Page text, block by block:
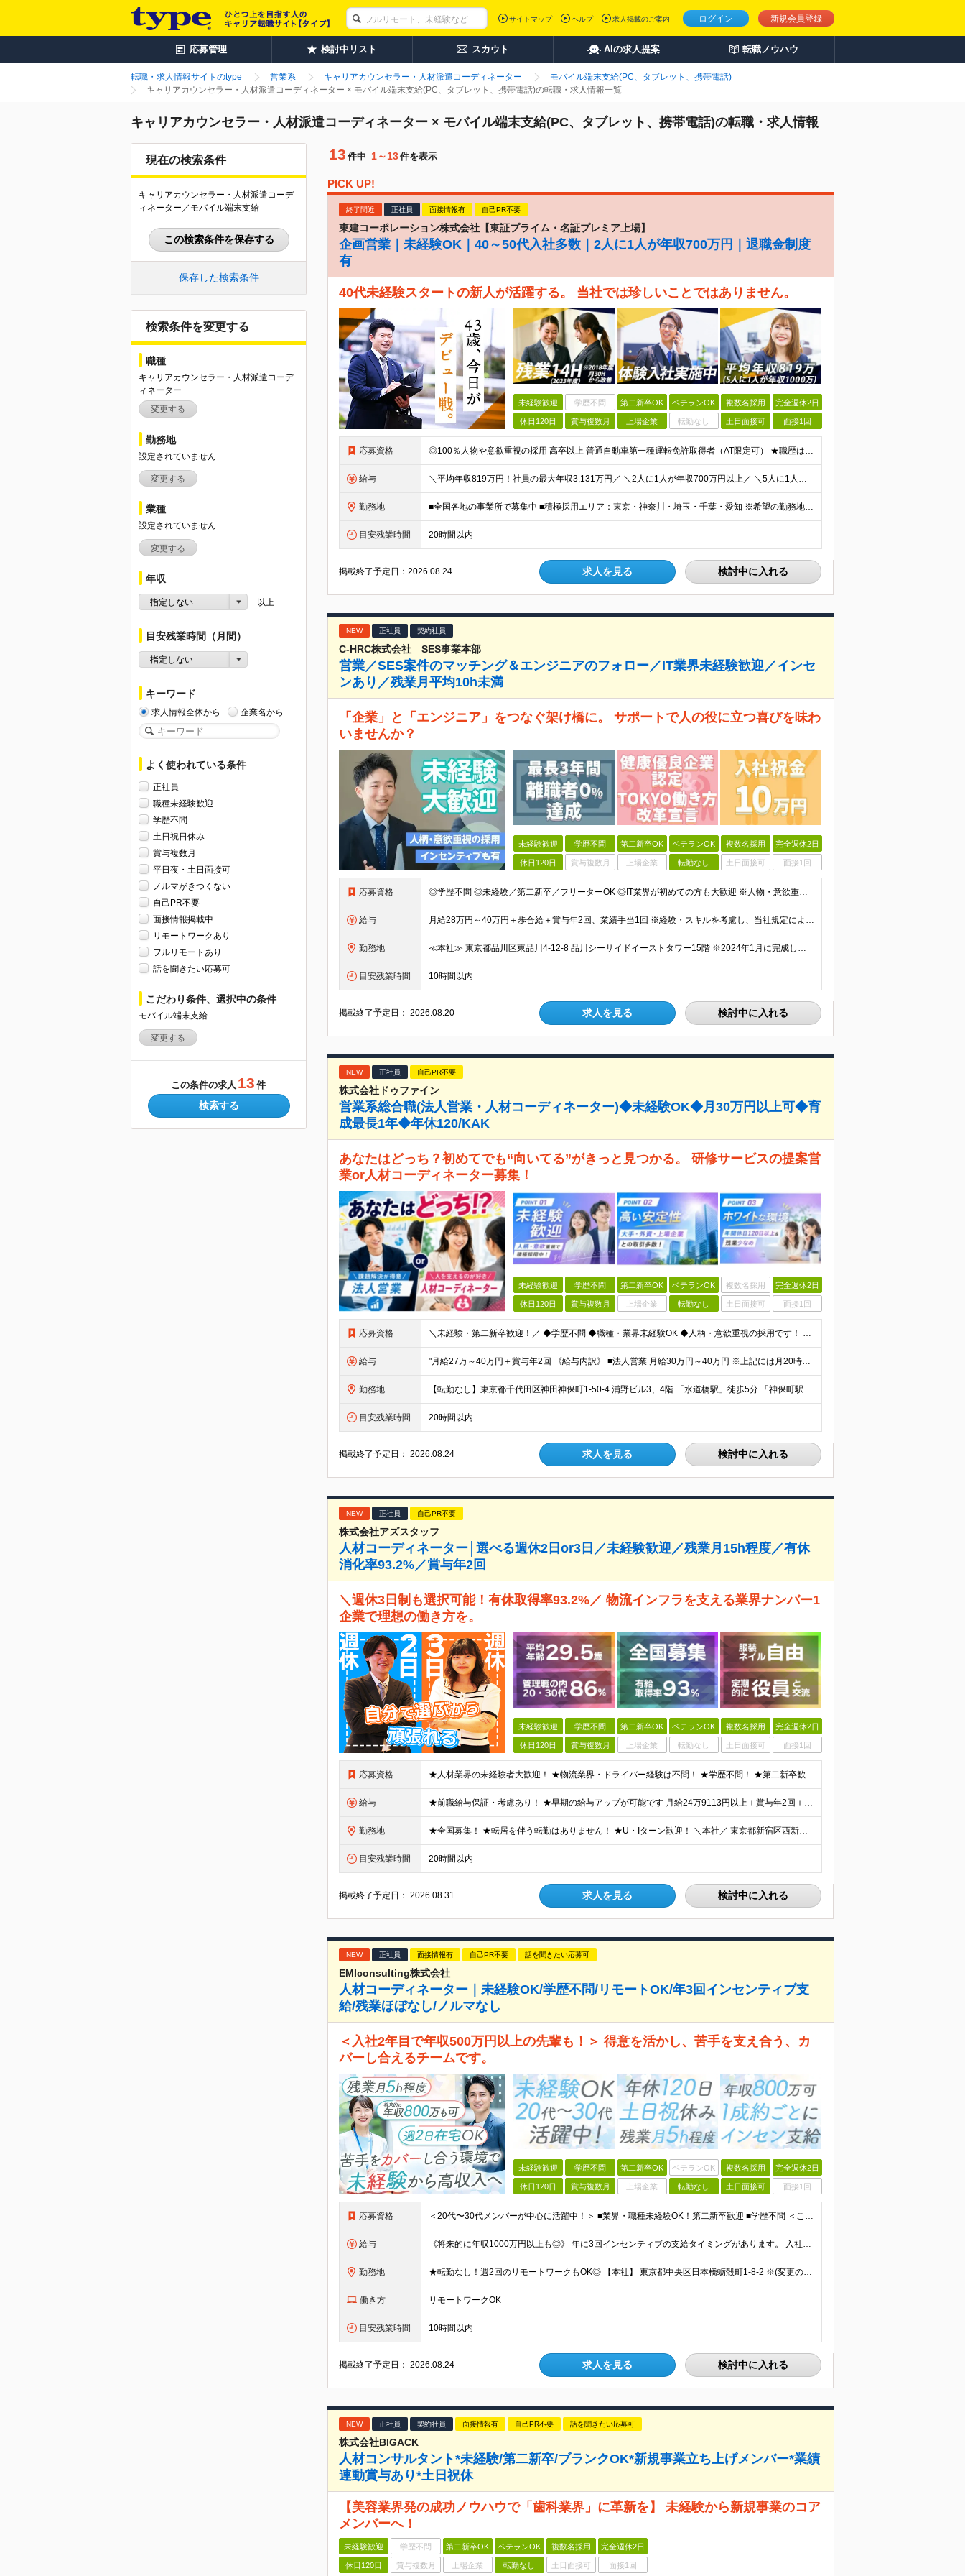
ログイン 新規会員登録
サイトマップ ヘルプ 求人掲載のご案内
応募管理 検討中リスト スカウト AIの求人提案 転職ノウハウ
転職・求人情報サイトのtype 営業系 キャリアカウンセラー・人材派遣コーディネーター
モバイル端末支給(PC、タブレット、携帯電話)
キャリアカウンセラー・人材派遣コーディネーター × モバイル端末支給(PC、タブレット、携帯電話)の転職・求人情報一覧
キャリアカウンセラー・人材派遣コーディネーター × モバイル端末支給(PC、タブレット、携帯電話)の転職・求人情報
現在の検索条件
キャリアカウンセラー・人材派遣コーデ
ィネーター／モバイル端末支給
この検索条件を保存する
保存した検索条件
検索条件を変更する
職種
キャリアカウンセラー・人材派遣コーデ
ィネーター
変更する
勤務地
設定されていません
変更する
業種
設定されていません
変更する
年収
指定しない 以上
目安残業時間（月間）
指定しない
キーワード
求人情報全体から 企業名から
よく使われている条件
正社員
職種未経験歓迎
学歴不問
土日祝日休み
賞与複数月
平日夜・土日面接可
ノルマがきつくない
自己PR不要
面接情報掲載中
リモートワークあり
フルリモートあり
話を聞きたい応募可
こだわり条件、選択中の条件
モバイル端末支給
変更する
この条件の求人 13 件
検索する
13 件中 1～13件を表示
PICK UP!
終了間近 正社員 面接情報有 自己PR不要
東建コーポレーション株式会社【東証プライム・名証プレミア上場】
企画営業｜未経験OK｜40～50代入社多数｜2人に1人が年収700万円｜退職金制度
有
40代未経験スタートの新人が活躍する。 当社では珍しいことではありません。
未経験歓迎 学歴不問 第二新卒OK ベテランOK 複数名採用 完全週休2日
休日120日 賞与複数月 上場企業 転勤なし 土日面接可 面接1回
応募資格 ◎100％人物や意欲重視の採用 高卒以上 普通自動車第一種運転免許取得者（AT限定可） ★職歴は全く問いません！ 前向きにコツコツと向き合える方であれば結果がついてくるお仕事です。 現職・無職、正社
給与 ＼平均年収819万円！社員の最大年収3,131万円／ ＼2人に1人が年収700万円以上／ ＼5人に1人が年収1,000万円以上！／ 固定給だけで、年収524万円も可能！ インセンティブだけでなく固定給
勤務地 ■全国各地の事業所で募集中 ■積極採用エリア：東京・神奈川・埼玉・千葉・愛知 ※希望の勤務地で働ける！通勤可能な事業所を選定していきます ※地元に戻って働きたいUターン希望者も歓迎します！ ※社用車を
目安残業時間 20時間以内
掲載終了予定日：2026.08.24 求人を見る 検討中に入れる
NEW 正社員 契約社員
C-HRC株式会社 SES事業本部
営業／SES案件のマッチング＆エンジニアのフォロー／IT業界未経験歓迎／インセ
ンあり／残業月平均10h未満
「企業」と「エンジニア」をつなぐ架け橋に。 サポートで人の役に立つ喜びを味わ
いませんか？
未経験歓迎 学歴不問 第二新卒OK ベテランOK 複数名採用 完全週休2日
休日120日 賞与複数月 上場企業 転勤なし 土日面接可 面接1回
応募資格 ◎学歴不問 ◎未経験／第二新卒／フリーターOK ◎IT業界が初めての方も大歓迎 ※人物・意欲重視の採用です！ ★医療業界、アパレル、飲食の接客、プロボクサーなど、さまざまな前職の先輩が未経験から営業
給与 月給28万円～40万円＋歩合給＋賞与年2回、業績手当1回 ※経験・スキルを考慮し、当社規定により優遇します。 ※上記月給額には、一律支給の調整手当（1万円）、固定残業代（12時間分・2万2000円～
勤務地 ≪本社≫ 東京都品川区東品川4-12-8 品川シーサイドイーストタワー15階 ※2024年1月に完成したばかりのきれいなオフィスです！ ※転居を伴う転勤はなし
目安残業時間 10時間以内
掲載終了予定日：2026.08.20 求人を見る 検討中に入れる
NEW 正社員 自己PR不要
株式会社ドゥファイン
営業系総合職(法人営業・人材コーディネーター)◆未経験OK◆月30万円以上可◆育
成最長1年◆年休120/KAK
あなたはどっち？初めてでも“向いてる”がきっと見つかる。 研修サービスの提案営
業or人材コーディネーター募集！
未経験歓迎 学歴不問 第二新卒OK ベテランOK 複数名採用 完全週休2日
休日120日 賞与複数月 上場企業 転勤なし 土日面接可 面接1回
応募資格 ＼未経験・第二新卒歓迎！／ ◆学歴不問 ◆職種・業界未経験OK ◆人柄・意欲重視の採用です！ 今回の採用で大切にしているのは、経験やスキル以上に"人と向き合う姿勢"！ たとえば… ◎人の相談に乗
給与 "月給27万～40万円＋賞与年2回 《給与内訳》 ■法人営業 月給30万円～40万円 ※上記には月20時間分の固定残業代（3万9,823円～5万3,097円）を含み、超過分は別途支給いたします。
勤務地 【転勤なし】東京都千代田区神田神保町1-50-4 浦野ビル3、4階 「水道橋駅」徒歩5分 「神保町駅」徒歩9分 「春日駅」徒歩12分 「後楽園駅」徒歩18分 (変更の範囲)上記を除く当社関連勤務地
目安残業時間 20時間以内
掲載終了予定日：2026.08.24 求人を見る 検討中に入れる
NEW 正社員 自己PR不要
株式会社アズスタッフ
人材コーディネーター│選べる週休2日or3日／未経験歓迎／残業月15h程度／有休
消化率93.2%／賞与年2回
＼週休3日制も選択可能！有休取得率93.2%／ 物流インフラを支える業界ナンバー1
企業で理想の働き方を。
未経験歓迎 学歴不問 第二新卒OK ベテランOK 複数名採用 完全週休2日
休日120日 賞与複数月 上場企業 転勤なし 土日面接可 面接1回
応募資格 ★人材業界の未経験者大歓迎！ ★物流業界・ドライバー経験は不問！ ★学歴不問！ ★第二新卒歓迎！ ★ブランクOK！ ＼こんな方にピッタリです！／ ・「圧倒的No.1」を目指す環境で、熱く働きたい方
給与 ★前職給与保証・考慮あり！ ★早期の給与アップが可能です 月給24万9113円以上＋賞与年2回＋各種手当 ※経験やスキルを考慮し決定します。 ※試用期間6カ月（その間の給与・待遇に差異はありません
勤務地 ★全国募集！ ★転居を伴う転勤はありません！ ★U・Iターン歓迎！ ＼本社／ 東京都新宿区西新宿1-20-3 西新宿髙木ビル2階 ＼希望の拠点・営業所に配属します！／ 【北海道・東北エリア】 北海
目安残業時間 20時間以内
掲載終了予定日：2026.08.31 求人を見る 検討中に入れる
NEW 正社員 面接情報有 自己PR不要 話を聞きたい応募可
EMIconsulting株式会社
人材コーディネーター｜未経験OK/学歴不問/リモートOK/年3回インセンティブ支
給/残業ほぼなし/ノルマなし
＜入社2年目で年収500万円以上の先輩も！＞ 得意を活かし、苦手を支え合う、カ
バーし合えるチームです。
未経験歓迎 学歴不問 第二新卒OK ベテランOK 複数名採用 完全週休2日
休日120日 賞与複数月 上場企業 転勤なし 土日面接可 面接1回
応募資格 ＜20代〜30代メンバーが中心に活躍中！＞ ■業界・職種未経験OK！第二新卒歓迎 ■学歴不問 ＜こんな方にピッタリです！＞ ・販売や接客の経験を活かしてオフィスワークデビューしたい方 ・厳しいノルマ
給与 《将来的に年収1000万円以上も◎》 年に3回インセンティブの支給タイミングがあります。 入社2年目で年間150万円のインセンティブをゲットしている先輩も◎ 個人のノルマはありませんが、チームで協力
勤務地 ★転勤なし！週2回のリモートワークもOK◎ 【本社】 東京都中央区日本橋蛎殻町1-8-2 ※(変更の範囲)上記を除く当社関連勤務地
働き方 リモートワークOK
目安残業時間 10時間以内
掲載終了予定日：2026.08.24 求人を見る 検討中に入れる
NEW 正社員 契約社員 面接情報有 自己PR不要 話を聞きたい応募可
株式会社BIGACK
人材コンサルタント*未経験/第二新卒/ブランクOK*新規事業立ち上げメンバー*業績
連動賞与あり*土日祝休
【美容業界発の成功ノウハウで「歯科業界」に革新を】 未経験から新規事業のコア
メンバーへ！
未経験歓迎 学歴不問 第二新卒OK ベテランOK 複数名採用 完全週休2日
休日120日 賞与複数月 上場企業 転勤なし 土日面接可 面接1回